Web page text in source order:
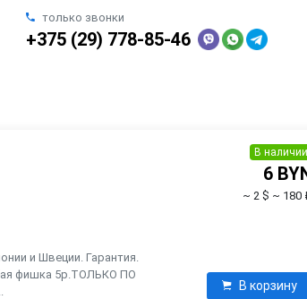
только звонки
+375 (29) 778-85-46
и Швеции. Гарантия.
фишка 5р.ТОЛЬКО ПО
В наличии
6
~ 2 $ ~ 180
В корзину